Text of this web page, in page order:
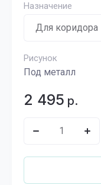
Назначение
Рисунок
Под металл
2 495 р.